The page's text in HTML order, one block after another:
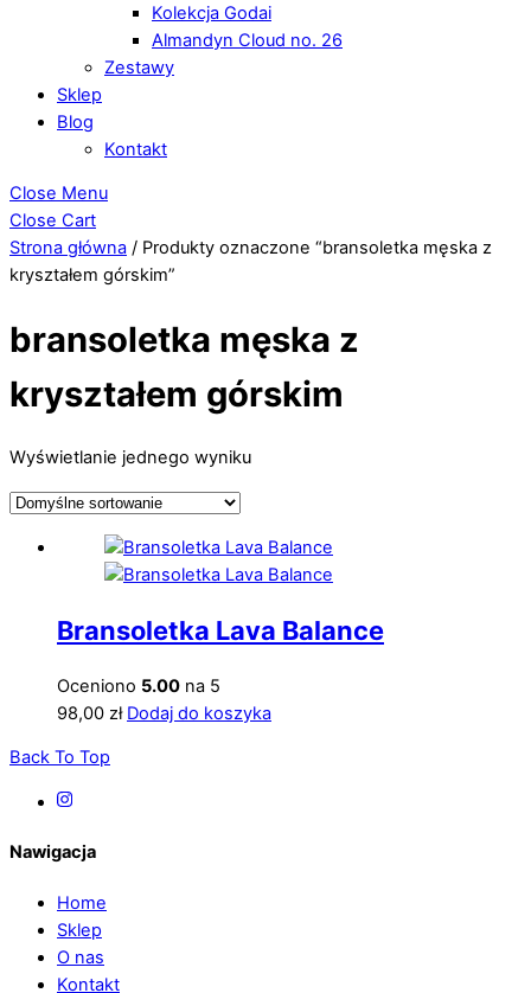
Kolekcja Godai
Almandyn Cloud no. 26
Zestawy
Sklep
Blog
Kontakt
Close Menu
Close Cart
Strona główna / Produkty oznaczone “bransoletka męska z
kryształem górskim”
bransoletka męska z
kryształem górskim
Wyświetlanie jednego wyniku
Bransoletka Lava Balance
Oceniono 5.00 na 5
98,00 zł Dodaj do koszyka
Back To Top
Nawigacja
Home
Sklep
O nas
Kontakt